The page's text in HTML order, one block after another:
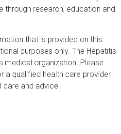
through research, education and
that is provided on this
purposes only. The Hepatitis
medical organization. Please
a qualified health care provider
care and advice.